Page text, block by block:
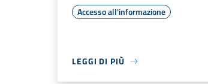
Accesso all'informazione
LEGGI DI PIÙ